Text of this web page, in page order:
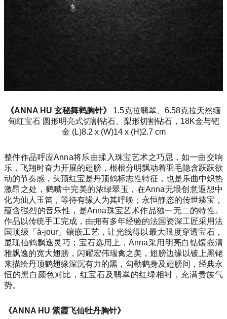
《ANNA HU 玄秘舞鹤胸针》 1.5克拉翡翠、6.58克拉天然缅
甸红宝石 圆形明亮式切割钻石、梨形切割钻石，18K金与钯
金 (L)8.2 x (W)14 x (H)2.7 cm
整件作品呼应Anna将乐曲揉入珠宝艺术之巧思，如一曲交响
乐，飞翔时奋力开展的翅膀，根根分明飘动着羽毛隐含跃跃欲
动的节奏感，头顶红宝是丹顶鹤标志性特征，也是乐曲中炽热
激昂之处，鹤嘴中完美的浓绿翠玉，在Anna无垠创意遐想中
化为仙人玉笛，等待有缘人为其呼唤；永恒静态的传世臻宝，
蕴含强烈的音乐性，是Anna珠宝艺术作品独一无二的特性。
作品以传统手工完成，由拥有多年经验的法国资深工匠采用法
国顶级「à-jour」镶嵌工艺，让光线得以最大限度穿透宝石，
显现仙鹤飘逸灵巧；宝石选用上，Anna采用明亮白钻镶嵌清
雅飘逸的宽大翅膀，闪耀宏伟瑞禽之美，翅膀边缘以镀上黑铑
来描绘丹顶鹤翅缘深沉有力的黑，勾勒鹤身及翅膀间，经典永
恒的黑白颜色对比，红宝石及翡翠的红绿相衬，充满贵族气
势。
《ANNA HU 紫霞飞仙牡丹胸针》